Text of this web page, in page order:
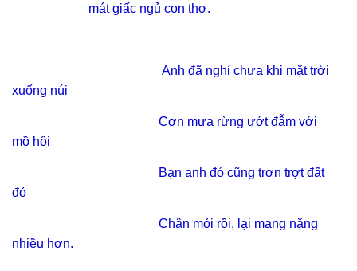
mát giấc ngủ con thơ.
Anh đã nghỉ chưa khi mặt trời
xuống núi
Cơn mưa rừng ướt đẫm với
mồ hôi
Bạn anh đó cũng trơn trợt đất
đỏ
Chân mỏi rồi, lại mang nặng
nhiều hơn.